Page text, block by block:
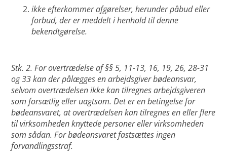
ikke efterkommer afgørelser, herunder påbud eller
forbud, der er meddelt i henhold til denne
bekendtgørelse.
Stk. 2. For overtrædelse af §§ 5, 11-13, 16, 19, 26, 28-31
og 33 kan der pålægges en arbejdsgiver bødeansvar,
selvom overtrædelsen ikke kan tilregnes arbejdsgiveren
som forsætlig eller uagtsom. Det er en betingelse for
bødeansvaret, at overtrædelsen kan tilregnes en eller flere
til virksomheden knyttede personer eller virksomheden
som sådan. For bødeansvaret fastsættes ingen
forvandlingsstraf.